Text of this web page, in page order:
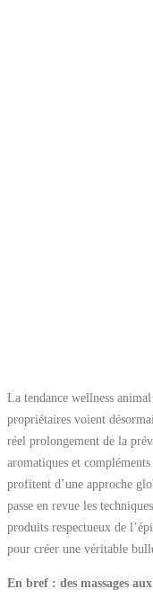
La tendance wellness
propriétaires voient
réel prolongement de la
aromatiques et
profitent d’une approche
passe en revue les
produits respectueux de
pour créer une véritable
En bref : des massages